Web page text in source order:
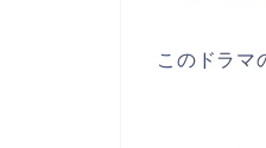
このドラマ